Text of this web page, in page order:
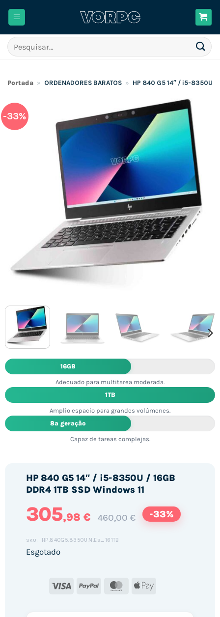
Pesquisar
por:
Portada » ORDENADORES BARATOS » HP 840 G5 14″ / i5-8350U /
-33%
16GB
Adecuado para multitarea moderada.
1TB
Amplio espacio para grandes volúmenes.
8ª geração
Capaz de tareas complejas.
HP 840 G5 14″ / i5-8350U / 16GB
DDR4 1TB SSD Windows 11
305,98 € 460,00 € -33%
SKU: HP.840G5.8350U.N.Es_161TB
Esgotado
Visa PayPal MasterCard
Apple